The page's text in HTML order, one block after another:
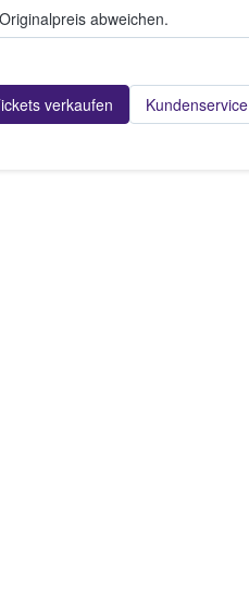
abweichen.
verkaufen Kundenservice